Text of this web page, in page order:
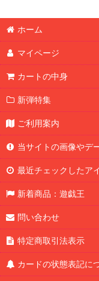
ホーム
マイページ
カートの中身
新弾特集
ご利用案内
当サイトの画像やデ
最近チェックしたア
新着商品：遊戯王
問い合わせ
特定商取引法表示
カードの状態表記に